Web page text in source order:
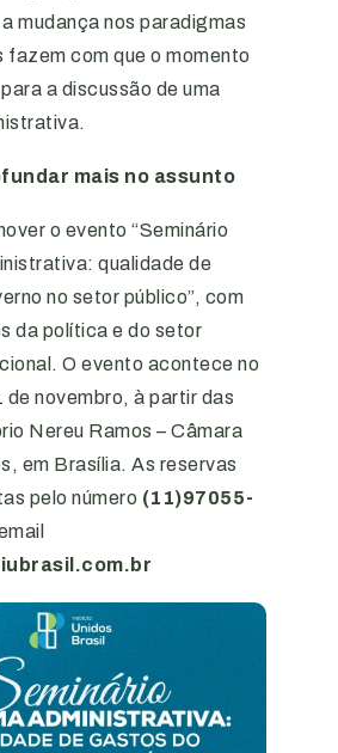
mudança nos paradigmas
fazem com que o momento
a discussão de uma
mais no assunto
o evento “Seminário
qualidade de
no setor público”, com
da política e do setor
O evento acontece no
de novembro, à partir das
Nereu Ramos – Câmara
em Brasília. As reservas
pelo número (11)97055-